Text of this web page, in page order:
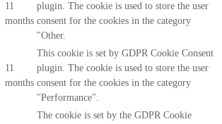
11
months
plugin. The cookie is used to store the user
consent for the cookies in the category
"Other.
11
months
This cookie is set by GDPR Cookie Consent
plugin. The cookie is used to store the user
consent for the cookies in the category
"Performance".
The cookie is set by the GDPR Cookie